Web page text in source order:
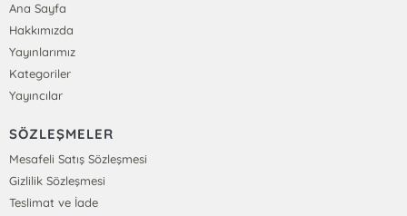
Ana Sayfa
Hakkımızda
Yayınlarımız
Kategoriler
Yayıncılar
SÖZLEŞMELER
Mesafeli Satış Sözleşmesi
Gizlilik Sözleşmesi
Teslimat ve İade